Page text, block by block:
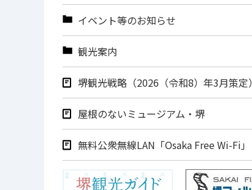
イベント等のお知らせ
観光案内
堺観光戦略（2026（令和8）年3月策定）
屋根のないミュージアム・堺
無料公衆無線LAN「Osaka Free Wi-Fi」